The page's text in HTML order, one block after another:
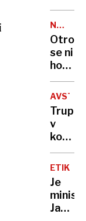
14
let
obstal
Putinu
novih
RAZLOG
Otrok
se ni
hotel
letalo
obrnili:
potniki
vso
noč
čakali
na
nov
let
Truplo
v
kovčku
je
bila
le
lutka
»za
ETIKA
Je
Janez